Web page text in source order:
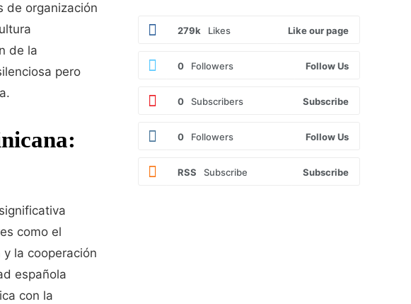
de organización
de la
pero
como el
la cooperación
española
con la
279k Likes Like our page
0 Followers Follow Us
0 Subscribers Subscribe
0 Followers Follow Us
RSS Subscribe Subscribe